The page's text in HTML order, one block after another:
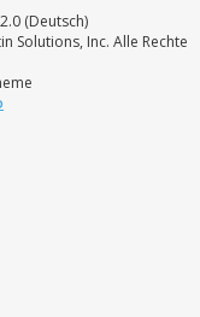
(Deutsch)
Solutions, Inc. Alle Rechte